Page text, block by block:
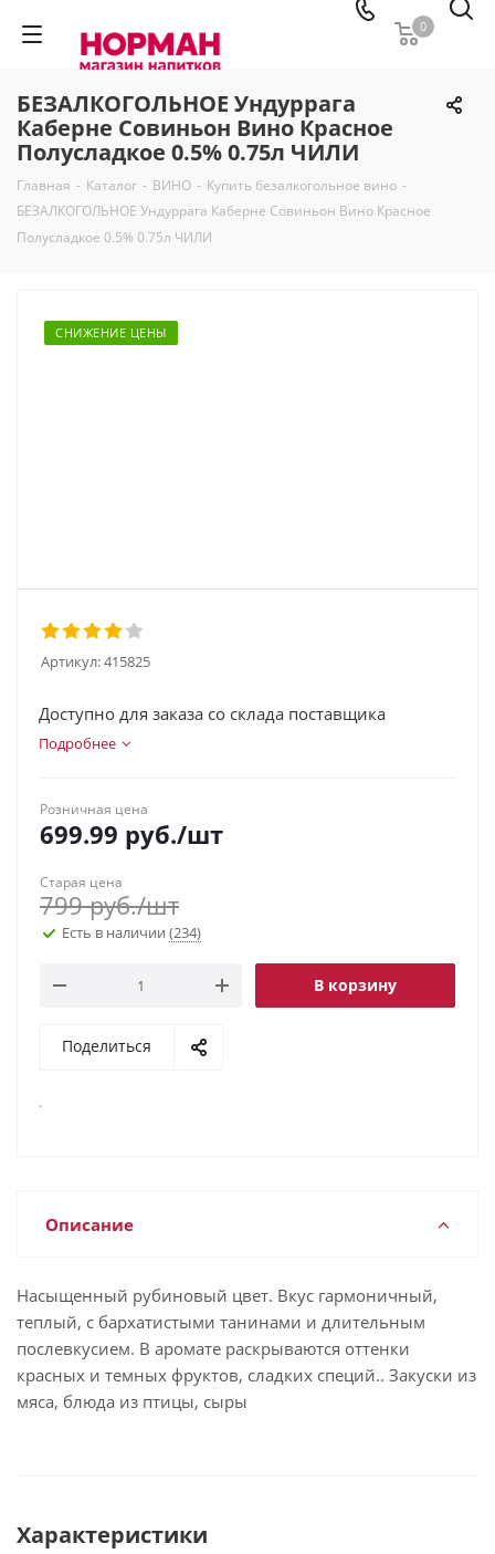
0
БЕЗАЛКОГОЛЬНОЕ Ундуррага
Каберне Совиньон Вино Красное
Полусладкое 0.5% 0.75л ЧИЛИ
Главная - Каталог - ВИНО - Купить безалкогольное вино -
БЕЗАЛКОГОЛЬНОЕ Ундуррага Каберне Совиньон Вино Красное
Полусладкое 0.5% 0.75л ЧИЛИ
СНИЖЕНИЕ ЦЕНЫ
Артикул:415825
Доступно для заказа со склада поставщика
Подробнее
Розничная цена
699.99 руб./шт
Старая цена
799руб./шт
Есть в наличии (234)
В корзину
Поделиться
.
Описание
Насыщенный рубиновый цвет. Вкус гармоничный,
теплый, с бархатистыми танинами и длительным
послевкусием. В аромате раскрываются оттенки
красных и темных фруктов, сладких специй.. Закуски из
мяса, блюда из птицы, сыры
Характеристики